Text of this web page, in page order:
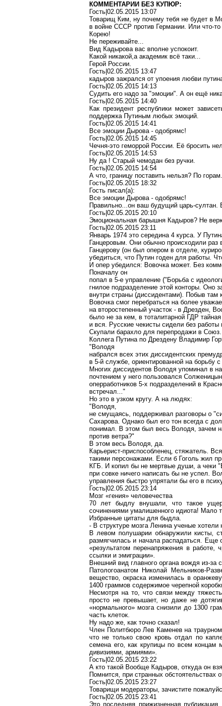
КОММЕНТАРИИ БЕЗ КУПЮР:
Гость|02.05.2015 13:07
Товарищ Ким, ну почему тебя не будет в
в войне СССР против Германии. Или что-то
Корею!
Не переживайте...
Вид Кадырова вас вполне успокоит.
Какой никакой,аакадемик всё таки...
Герой России.
Гость|02.05.2015 13:47
кадыров зажрался от упоения любви
Гость|02.05.2015 14:13
Судить его надо за "эмоции". А он ещё
Гость|02.05.2015 14:40
Как президент республики может
поддержка Путиным любых эмоций.
Гость|02.05.2015 14:41
Все эмоции Дырова- одобрямс!
Гость|02.05.2015 14:45
Чечня-это геморрой России. Её бросить
Гость|02.05.2015 14:53
Ну да ! Старый чемодан без ручки.
Гость|02.05.2015 14:54
А что, границу поставить нельзя? По горам.
Гость|02.05.2015 18:32
Гость писал(a):
Все эмоции Дырова- одобрямс!
Правильно...он ваш будущий царь-
Гость|02.05.2015 20:10
Эмоциональная барышня Кадыров? Не
Гость|02.05.2015 23:11
Январь 1974 это середина 4 курса. У
Ганцеровым. Они обычно происходили раз
Ганцерову (он был опером в отделе,
убедиться, что Путин годен для работы.
И опер убедился: Вовочка может. Без
Поначалу он
попал в 5-е управление ("Борьба с
гнилое подразделение этой конторы. Оно
внутри страны (диссидентами). Побыв там
Вовочка смог перебраться на более
на второстепенный участок - в Дрезден,
было не за кем, в тоталитарной ГДР
и вся. Русские чекисты сидели без
Скупали барахло для перепродажи в Союз.
Коллега Путина по Дрездену Владимир
"Володя
набрался всех этих диссидентских
в 5-й службе, ориентированной на борьбу
Многих диссидентов Володя упоминал в
почтением у него пользовался
оперработников 5-х подразделений в
встречал..."
Но это в узком кругу. А на людях:
"Володя,
не смущаясь, поддерживал разговоры о
Сахарова. Однако был его тон всегда с
понимал. В этом был весь Володя, зачем
против ветра?"
В этом весь Володя, да.
Карьерист-приспособленец, стяжатель.
такими персонажами. Если б Гоголь жил
КГБ. И копил бы не мертвые души, а чеки
при совке ничего написать бы не успел.
управления быстро упрятали бы его в
Гость|02.05.2015 23:14
Мозг «гения» человечества
70 лет быдлувнушали, что такое
сочинениями умалишенного идиота! Мало
Избранные цитаты для быдла.
- В структуре мозга Ленина ученые хотели
В левом полушарии обнаружили кисты,
размягчилась и начала распадаться.
«результатом перенапряжения в
ссылки и эмиграции».
Внешний вид главного органа вождя из-
Патологоанатом Николай
Мельников-
вещество, окраска изменилась в
1400 граммов содержимое черепной
Несмотря на то, что связи между
просто не превышает, но даже не
«нормального» мозга снизили до 1300
часть клеток.
Ну надо же, как точно сказал!
Член Политбюро Лев Каменев на
что не только свою кровь отдал по
семена его, как крупицы по всем
дивизиями, армиями».
Гость|02.05.2015 23:22
А кто такой Вообще Кадыров, откуда он
Помнится, при странных обстоятельствах
Гость|02.05.2015 23:27
Товарищи модераторы, зачистите
Гость|02.05.2015 23:41
Это последняя прижизненная публикация